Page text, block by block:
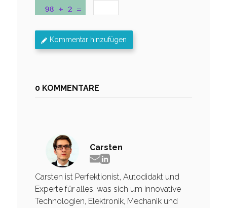
Kommentar hinzufügen
0 KOMMENTARE
Carsten
Carsten ist Perfektionist, Autodidakt und
Experte für alles, was sich um innovative
Technologien, Elektronik, Mechanik und